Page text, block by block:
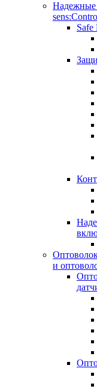
Надежные
Safe
и